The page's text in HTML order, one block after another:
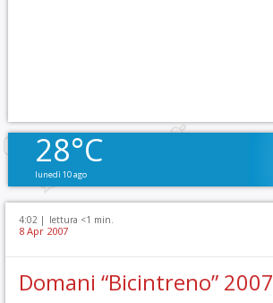
28°C
lunedì 10 ago
4:02 | lettura <1 min.
8 Apr 2007
Domani “Bicintreno” 2007